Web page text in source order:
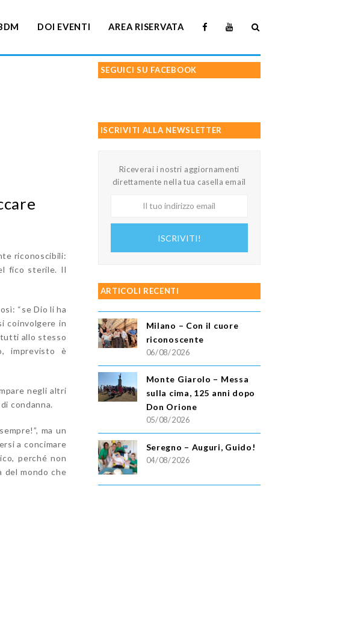
DOI EVENTI AREA RISERVATA
riconoscibili:
fico sterile. Il
“se Dio li ha
coinvolgere in
allo stesso
imprevisto è
negli altri
condanna.
ma un
a concimare
perché non
del mondo che
SEGUICI SU FACEBOOK
ISCRIVITI ALLA NEWSLETTER
Riceverai i nostri aggiornamenti
direttamente nella tua casella email
ISCRIVITI!
ARTICOLI RECENTI
Milano – Con il cuore
riconoscente
06/08/2026
Monte Giarolo – Messa
sulla cima, 125 anni dopo
Don Orione
05/08/2026
Seregno – Auguri, Guido!
04/08/2026